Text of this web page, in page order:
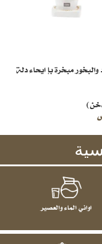
والبخور مبخرة بإ ايحاء دلة
اواني الماء والعصير